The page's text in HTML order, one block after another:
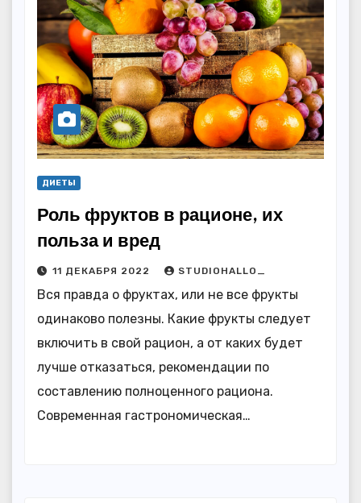
ДИЕТЫ
Роль фруктов в рационе, их
польза и вред
11 ДЕКАБРЯ 2022 STUDIOHALLO_
Вся правда о фруктах, или не все фрукты
одинаково полезны. Какие фрукты следует
включить в свой рацион, а от каких будет
лучше отказаться, рекомендации по
составлению полноценного рациона.
Современная гастрономическая…